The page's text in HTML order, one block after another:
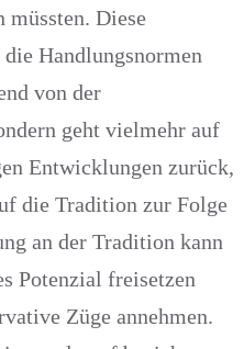
müssten. Diese
Handlungsnormen
von der
geht vielmehr auf
Entwicklungen zurück,
die Tradition zur Folge
an der Tradition kann
Potenzial freisetzen
Züge annehmen.